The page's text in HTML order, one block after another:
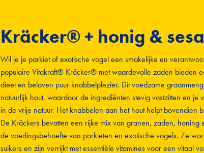
Kräcker® + honig &
Wil je je parkiet of exotische vogel een smakelijke en
populaire Vitakraft® Kräcker® met waardevolle zaden bieden
dieet en beloven puur knabbelplezier. Dit voedzame
natuurlijk hout, waardoor de ingrediënten stevig vastzitten en je
in de vrije natuur. Het knabbelen aan het hout helpt bovendien
De Kräckers bevatten een rijke mix van granen, zaden, honing
de voedingsbehoefte van parkieten en exotische vogels. Ze
suikers en zijn verrijkt met essentiële vitamines voor een vitaal